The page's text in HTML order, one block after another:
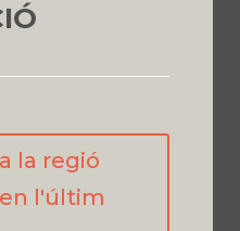
la regió
l'últim